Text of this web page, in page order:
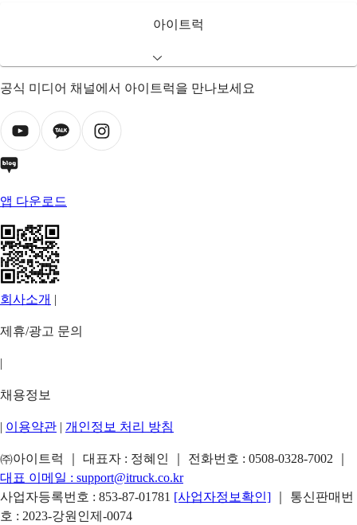
아이트럭
공식 미디어 채널에서 아이트럭을 만나보세요
앱 다운로드
회사소개 |
제휴/광고 문의
|
채용정보
| 이용약관 | 개인정보 처리 방침
㈜아이트럭 ｜ 대표자 : 정혜인 ｜ 전화번호 : 0508-0328-7002
대표 이메일 : support@itruck.co.kr
사업자등록번호 : 853-87-01781 [사업자정보확인]
｜ 통신판매번
호 : 2023-강원인제-0074